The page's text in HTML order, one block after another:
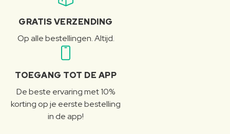
GRATIS VERZENDING
Op alle bestellingen. Altijd.
TOEGANG TOT DE APP
De beste ervaring met 10%
korting op je eerste bestelling
in de app!